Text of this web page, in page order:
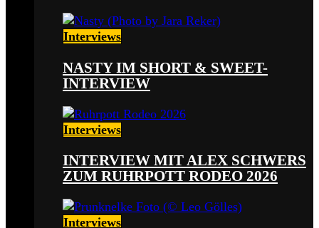
Interviews
NASTY IM SHORT & SWEET-
INTERVIEW
Interviews
INTERVIEW MIT ALEX SCHWERS
ZUM RUHRPOTT RODEO 2026
Interviews